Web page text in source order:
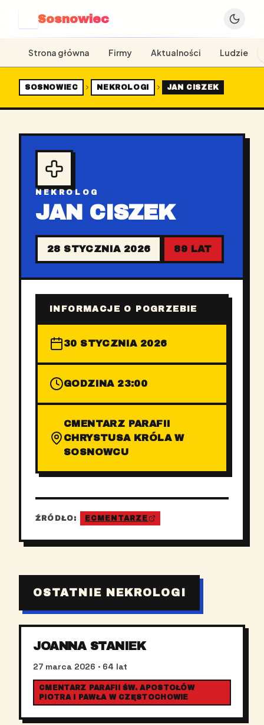
Sosnowiec
Strona główna Firmy Aktualności Ludzie
SOSNOWIEC NEKROLOGI JAN CISZEK
NEKROLOG
JAN CISZEK
28 STYCZNIA 2026 89 LAT
INFORMACJE O POGRZEBIE
30 STYCZNIA 2026
GODZINA 23:00
CMENTARZ PARAFII
CHRYSTUSA KRÓLA W
SOSNOWCU
ŹRÓDŁO: ECMENTARZE
OSTATNIE NEKROLOGI
JOANNA STANIEK
27 marca 2026 · 64 lat
CMENTARZ PARAFII ŚW. APOSTOŁÓW
PIOTRA I PAWŁA W CZĘSTOCHOWIE